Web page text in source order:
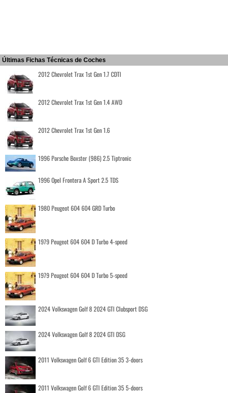
Últimas Fichas Técnicas de Coches
2012 Chevrolet Trax 1st Gen 1.7 CDTI
2012 Chevrolet Trax 1st Gen 1.4 AWD
2012 Chevrolet Trax 1st Gen 1.6
1996 Porsche Boxster (986) 2.5 Tiptronic
1996 Opel Frontera A Sport 2.5 TDS
1980 Peugeot 604 604 GRD Turbo
1979 Peugeot 604 604 D Turbo 4-speed
1979 Peugeot 604 604 D Turbo 5-speed
2024 Volkswagen Golf 8 2024 GTI Clubsport DSG
2024 Volkswagen Golf 8 2024 GTI DSG
2011 Volkswagen Golf 6 GTI Edition 35 3-doors
2011 Volkswagen Golf 6 GTI Edition 35 5-doors